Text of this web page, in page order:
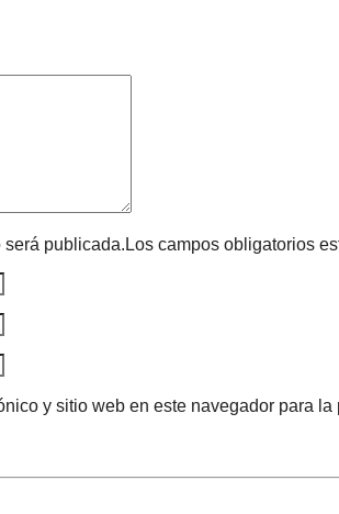
publicada.Los campos obligatorios
y sitio web en este navegador para